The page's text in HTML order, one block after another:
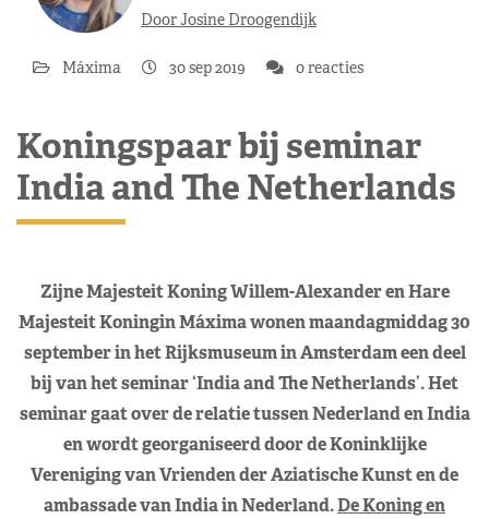
Door Josine Droogendijk
Máxima 30 sep 2019 0 reacties
Koningspaar bij seminar
India and The Netherlands
Zijne Majesteit Koning Willem-Alexander en Hare
Majesteit Koningin Máxima wonen maandagmiddag 30
september in het Rijksmuseum in Amsterdam een deel
bij van het seminar ‘India and The Netherlands’. Het
seminar gaat over de relatie tussen Nederland en India
en wordt georganiseerd door de Koninklijke
Vereniging van Vrienden der Aziatische Kunst en de
ambassade van India in Nederland.De Koning en